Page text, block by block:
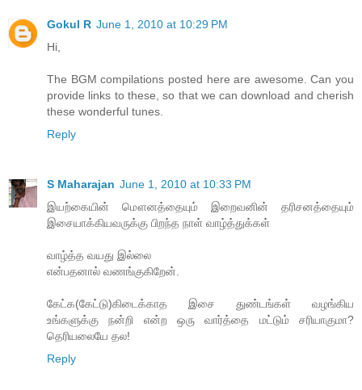
Gokul R June 1, 2010 at 10:29 PM
Hi,
The BGM compilations posted here are awesome. Can you
provide links to these, so that we can download and cherish
these wonderful tunes.
Reply
S Maharajan June 1, 2010 at 10:33 PM
இயற்கையின் மௌனத்தையும் இறைவனின் தரிசனத்தையும்
இசையாக்கியவருக்கு பிறந்த நாள் வாழ்த்துக்கள்
வாழ்த்த வயது இல்லை
என்பதனால் வணங்குகிறேன்.
கேட்க(கேட்டு)கிடைக்காத இசை துண்டங்கள் வழங்கிய
உங்களுக்கு நன்றி என்ற ஒரு வார்த்தை மட்டும் சரியாகுமா?
தெரியலையே தல!
Reply